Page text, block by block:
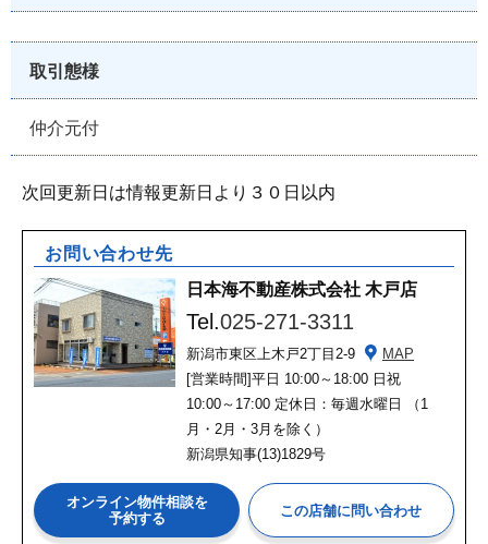
取引態様
仲介元付
次回更新日は情報更新日より３０日以内
お問い合わせ先
日本海不動産株式会社 木戸店
Tel.025-271-3311
新潟市東区上木戸2丁目2-9
MAP
[営業時間]平日 10:00～18:00 日祝
10:00～17:00 定休日：毎週水曜日 （1
月・2月・3月を除く）
新潟県知事(13)1829号
オンライン物件相談を
予約する